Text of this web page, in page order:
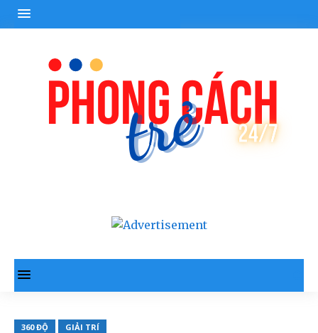
360 ĐỘ GIẢI TRÍ